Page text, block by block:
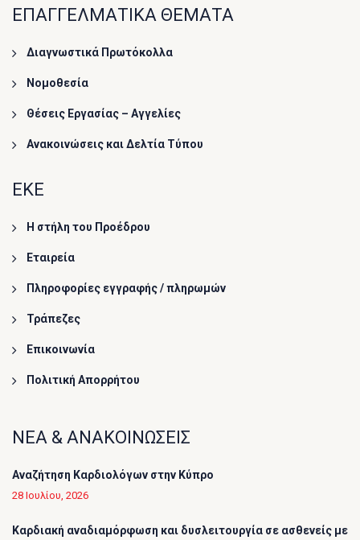
ΕΠΑΓΓΕΛΜΑΤΙΚΑ ΘΕΜΑΤΑ
Διαγνωστικά Πρωτόκολλα
Νομοθεσία
Θέσεις Εργασίας – Αγγελίες
Ανακοινώσεις και Δελτία Τύπου
ΕΚΕ
Η στήλη του Προέδρου
Εταιρεία
Πληροφορίες εγγραφής / πληρωμών
Τράπεζες
Επικοινωνία
Πολιτική Απορρήτου
ΝΕΑ & ΑΝΑΚΟΙΝΩΣΕΙΣ
Αναζήτηση Καρδιολόγων στην Κύπρο
28 Ιουλίου, 2026
Καρδιακή αναδιαμόρφωση και δυσλειτουργία σε ασθενείς με